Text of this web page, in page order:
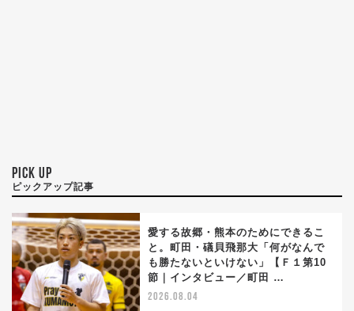
PICK UP
ピックアップ記事
愛する故郷・熊本のためにできるこ
と。町田・礒貝飛那大「何がなんで
も勝たないといけない」【Ｆ１第10
節｜インタビュー／町田 …
2026.08.04